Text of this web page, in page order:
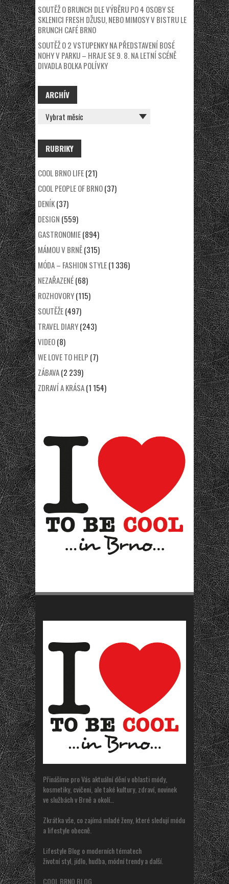
SOUTĚŽ O BRUNCH DLE VÝBĚRU PO 4 OSOBY SE
SKLENICI FRESH DŽUSU, NEBO MIMOSY V BISTRU LE
BRUNCH CAFÉ BRNO
SOUTĚŽ O 2 VSTUPENKY NA PŘEDSTAVENÍ BOSÉ
NOHY V PARKU – HRAJE SE 9. 8. NA LETNÍ SCÉNĚ
DIVADLA BOLKA POLÍVKY
ARCHÍV
ARCHÍV
RUBRIKY
COOL BRNO LIFE(21)
COOL PEOPLE OF BRNO(37)
DENÍK(37)
DESIGN (559)
GASTRONOMIE(894)
MÁMOU V BRNĚ(315)
MÓDA – FASHION STYLE(1 336)
NEZAŘAZENÉ(68)
ROZHOVORY(115)
SOUTĚŽE(497)
TRAVEL DIARY(243)
VIDEO(8)
WE LOVE TO HELP (7)
ZÁBAVA(2 239)
ZDRAVÍ A KRÁSA(1 154)
Přinášíme pro Vás aktuální dění v oblasti módy,
kosmetiky, cvičeni, ale také kultury, zdraví, novinek
ve službách v Brně a okolí…
Zkrátka vše, co zajímá mladé ženy, které sledují módu
a lifestyle obecně.
Lifestyle Blog o moderních tématech
životní styl, jídlo, hudba, módní trendy a další.
COOL BRNO BLOG